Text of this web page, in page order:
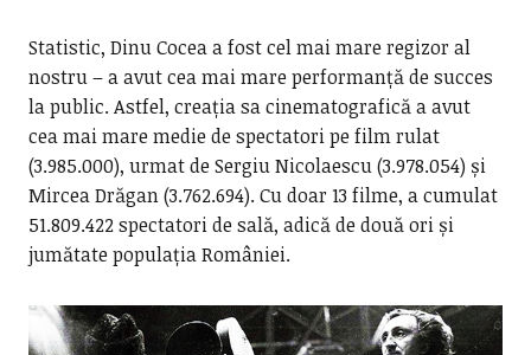
Statistic, Dinu Cocea a fost cel mai mare regizor al
nostru – a avut cea mai mare performanță de succes
la public. Astfel, creația sa cinematografică a avut
cea mai mare medie de spectatori pe film rulat
(3.985.000), urmat de Sergiu Nicolaescu (3.978.054) și
Mircea Drăgan (3.762.694). Cu doar 13 filme, a cumulat
51.809.422 spectatori de sală, adică de două ori și
jumătate populația României.